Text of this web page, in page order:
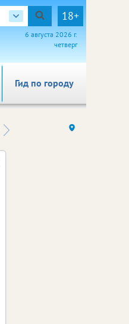
18+
6 августа 2026 г.
четверг
Гид по городу
Здоровье компаний (на